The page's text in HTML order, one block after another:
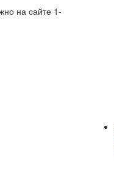
на сайте 1-